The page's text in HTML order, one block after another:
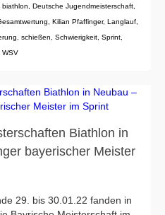
biathlon Deutsche Jugendmeisterschaft
Kilian Pfaffinger, Langlauf
schießen Schwierigkeit Sprint
WSV
Biathlon in
bayerischer Meister
29. bis 30.01.22 fanden in